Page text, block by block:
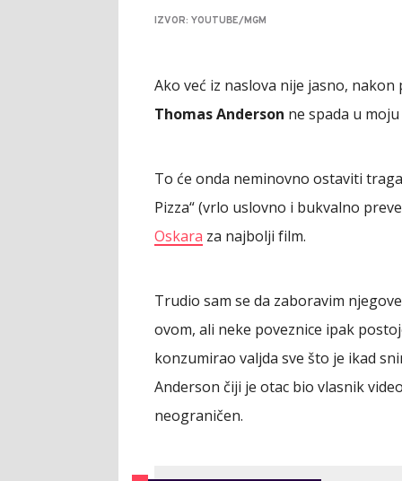
IZVOR: YOUTUBE/MGM
Ako već iz naslova nije jasno,
Thomas Anderson ne spada u moju
To će onda neminovno ostaviti
Pizza“ (vrlo uslovno i bukvalno
Oskara za najbolji film.
Trudio sam se da zaboravim
ovom, ali neke poveznice ipak
konzumirao valjda sve što je ikad
Anderson čiji je otac bio vlasnik
neograničen.